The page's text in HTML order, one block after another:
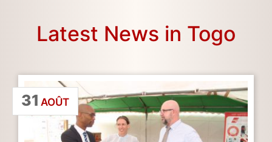
Latest News in Togo
31 AOÛT